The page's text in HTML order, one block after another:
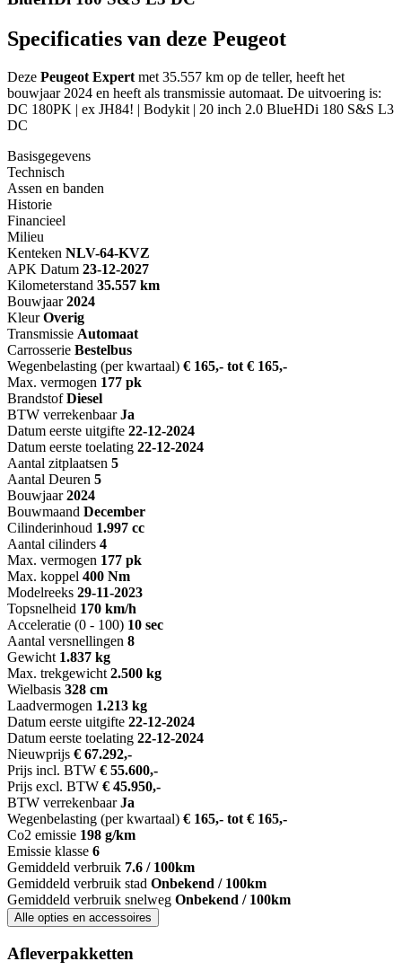
Specificaties van deze Peugeot
Deze Peugeot Expert met 35.557 km op de teller, heeft het
bouwjaar 2024 en heeft als transmissie automaat. De uitvoering is:
DC 180PK | ex JH84! | Bodykit | 20 inch 2.0 BlueHDi 180 S&S L3
DC
Basisgegevens
Technisch
Assen en banden
Historie
Financieel
Milieu
Kenteken NLV-64-KVZ
APK Datum 23-12-2027
Kilometerstand 35.557 km
Bouwjaar 2024
Kleur Overig
Transmissie Automaat
Carrosserie Bestelbus
Wegenbelasting (per kwartaal) € 165,- tot € 165,-
Max. vermogen 177 pk
Brandstof Diesel
BTW verrekenbaar Ja
Datum eerste uitgifte 22-12-2024
Datum eerste toelating 22-12-2024
Aantal zitplaatsen 5
Aantal Deuren 5
Bouwjaar 2024
Bouwmaand December
Cilinderinhoud 1.997 cc
Aantal cilinders 4
Max. vermogen 177 pk
Max. koppel 400 Nm
Modelreeks 29-11-2023
Topsnelheid 170 km/h
Acceleratie (0 - 100) 10 sec
Aantal versnellingen 8
Gewicht 1.837 kg
Max. trekgewicht 2.500 kg
Wielbasis 328 cm
Laadvermogen 1.213 kg
Datum eerste uitgifte 22-12-2024
Datum eerste toelating 22-12-2024
Nieuwprijs € 67.292,-
Prijs incl. BTW € 55.600,-
Prijs excl. BTW € 45.950,-
BTW verrekenbaar Ja
Wegenbelasting (per kwartaal) € 165,- tot € 165,-
Co2 emissie 198 g/km
Emissie klasse 6
Gemiddeld verbruik 7.6 / 100km
Gemiddeld verbruik stad Onbekend / 100km
Gemiddeld verbruik snelweg Onbekend / 100km
Alle opties en accessoires
Afleverpakketten